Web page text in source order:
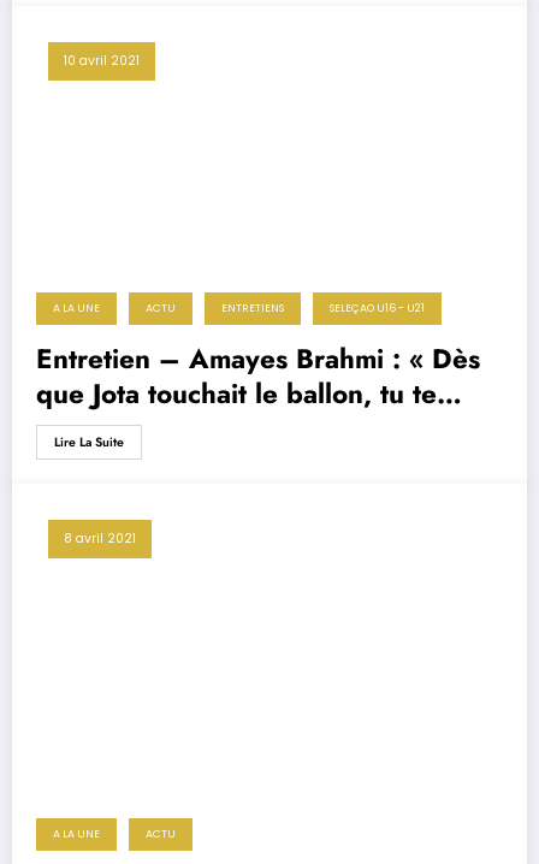
10 avril 2021
A LA UNE ACTU ENTRETIENS SELEÇAO U16 - U21
Entretien – Amayes Brahmi : « Dès
que Jota touchait le ballon, tu te
préparais à te lever de ton siège »
Lire La Suite
8 avril 2021
A LA UNE ACTU